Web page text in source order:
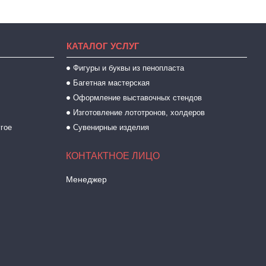
КАТАЛОГ УСЛУГ
Фигуры и буквы из пенопласта
Багетная мастерская
Оформление выставочных стендов
Изготовление лототронов, холдеров
Сувенирные изделия
Менеджер